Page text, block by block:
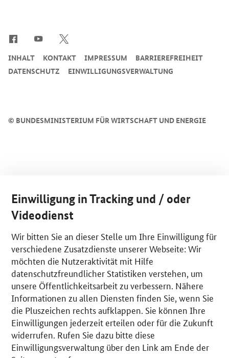
© BUNDESMINISTERIUM FÜR WIRTSCHAFT UND ENERGIE
INHALT KONTAKT IMPRESSUM
BARRIEREFREIHEIT
DATENSCHUTZ
EINWILLIGUNGSVERWALTUNG
Einwilligung in Tracking und / oder
Videodienst
Wir bitten Sie an dieser Stelle um Ihre Einwilligung für
verschiedene Zusatzdienste unserer Webseite: Wir
möchten die Nutzeraktivität mit Hilfe
datenschutzfreundlicher Statistiken verstehen, um
unsere Öffentlichkeitsarbeit zu verbessern. Nähere
Informationen zu allen Diensten finden Sie, wenn Sie
die Pluszeichen rechts aufklappen. Sie können Ihre
Einwilligungen jederzeit erteilen oder für die Zukunft
widerrufen. Rufen Sie dazu bitte diese
Einwilligungsverwaltung über den Link am Ende der